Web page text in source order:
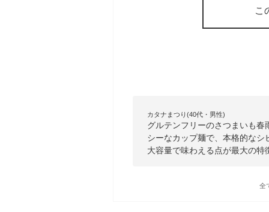
こ
カタナまつり(40代・男性)
グルテンフリーのさつまいも
シーなカップ麺で、本格的な
大容量で味わえる点が最大の特
全